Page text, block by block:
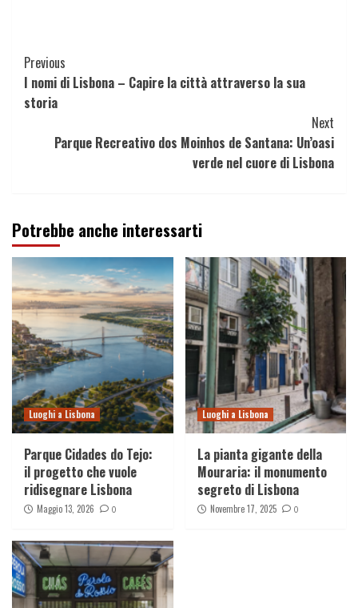
Continue
Reading
Previous
I nomi di Lisbona – Capire la città attraverso la sua
storia
Next
Parque Recreativo dos Moinhos de Santana: Un’oasi
verde nel cuore di Lisbona
Potrebbe anche interessarti
Luoghi a Lisbona
Parque Cidades do Tejo:
il progetto che vuole
ridisegnare Lisbona
Maggio 13, 2026 0
Luoghi a Lisbona
La pianta gigante della
Mouraria: il monumento
segreto di Lisbona
Novembre 17, 2025 0